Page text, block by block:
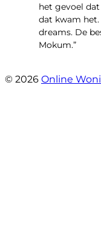
het gevoel
dat kwam
dreams. De
Mokum.”
© 2026 Online